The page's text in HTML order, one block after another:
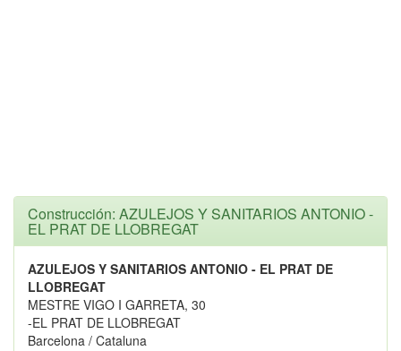
Construcción: AZULEJOS Y SANITARIOS ANTONIO -
EL PRAT DE LLOBREGAT
AZULEJOS Y SANITARIOS ANTONIO - EL PRAT DE
LLOBREGAT
MESTRE VIGO I GARRETA, 30
-EL PRAT DE LLOBREGAT
Barcelona / Cataluna